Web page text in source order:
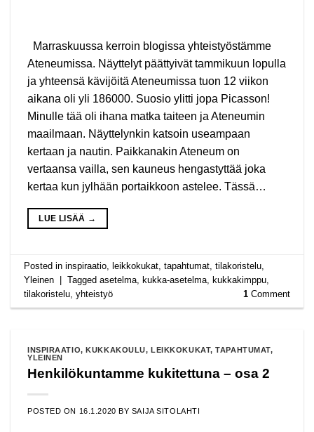
Marraskuussa kerroin blogissa yhteistyöstämme
Ateneumissa. Näyttelyt päättyivät tammikuun lopulla
ja yhteensä kävijöitä Ateneumissa tuon 12 viikon
aikana oli yli 186000. Suosio ylitti jopa Picasson!
Minulle tää oli ihana matka taiteen ja Ateneumin
maailmaan. Näyttelynkin katsoin useampaan
kertaan ja nautin. Paikkanakin Ateneum on
vertaansa vailla, sen kauneus hengastyttää joka
kertaa kun jylhään portaikkoon astelee. Tässä…
LUE LISÄÄ →
Posted ininspiraatio, leikkokukat,tapahtumat,tilakoristelu,
Yleinen
Taggedasetelma, kukka-asetelma, kukkakimppu,
tilakoristelu,yhteistyö 1Comment
INSPIRAATIO,KUKKAKOULU,LEIKKOKUKAT,TAPAHTUMAT,
YLEINEN
Henkilökuntamme kukitettuna – osa 2
POSTED ON 16.1.2020 BY SAIJA SITOLAHTI